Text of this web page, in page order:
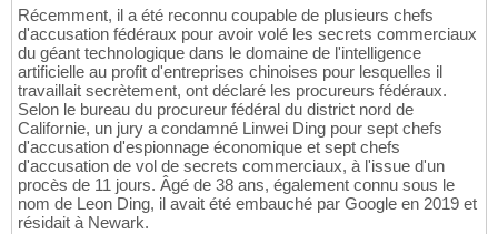
Récemment, il a été reconnu coupable de plusieurs chefs
d'accusation fédéraux pour avoir volé les secrets commerciaux
du géant technologique dans le domaine de l'intelligence
artificielle au profit d'entreprises chinoises pour lesquelles il
travaillait secrètement, ont déclaré les procureurs fédéraux.
Selon le bureau du procureur fédéral du district nord de
Californie, un jury a condamné Linwei Ding pour sept chefs
d'accusation d'espionnage économique et sept chefs
d'accusation de vol de secrets commerciaux, à l'issue d'un
procès de 11 jours. Âgé de 38 ans, également connu sous le
nom de Leon Ding, il avait été embauché par Google en 2019 et
résidait à Newark.